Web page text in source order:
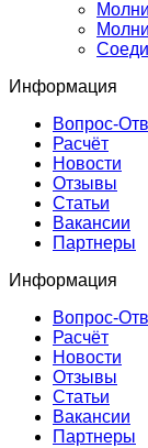
Информация
Вопрос-
Расчёт
Новости
Отзывы
Статьи
Вакансии
Партнеры
Информация
Вопрос-
Расчёт
Новости
Отзывы
Статьи
Вакансии
Партнеры